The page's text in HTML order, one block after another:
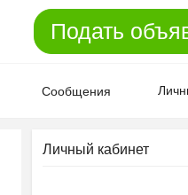
Подать
Сообщения
Личный кабинет